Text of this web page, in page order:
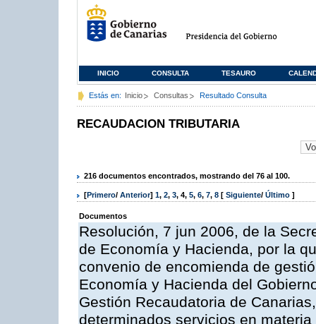
INICIO CONSULTA TESAURO
Estás en: Inicio Consultas Resultado Consulta
RECAUDACION TRIBUTARIA
216 documentos encontrados, mostrando del 76 al 100.
[Primero/ Anterior] 1, 2, 3, 4, 5, 6, 7, 8 [ Siguiente/ Último ]
Documentos
Resolución, 7 jun 2006, de la
de Economía y Hacienda, por la
convenio de encomienda de
Economía y Hacienda del
Gestión Recaudatoria de
determinados servicios en materia